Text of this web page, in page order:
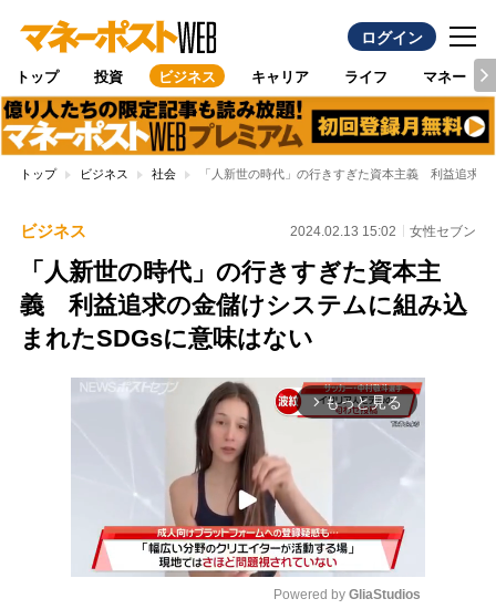
ログイン
トップ 投資 ビジネス キャリア ライフ マネー
トップ ビジネス 社会 「人新世の時代」の行きすぎた資本主義 利益追求
ビジネス 2024.02.13 15:02 女性セブン
「人新世の時代」の行きすぎた資本主
義 利益追求の金儲けシステムに組み込
まれたSDGsに意味はない
arrow_forward_ios もっと見る
Powered by GliaStudios